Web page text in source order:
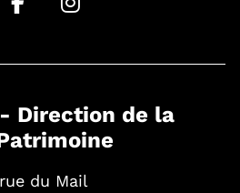
Direction de la
du Mail